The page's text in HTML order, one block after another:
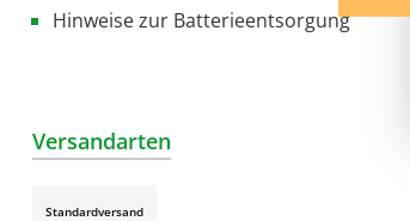
Hinweise zur Batterieentsorgung
Versandarten
Standardversand